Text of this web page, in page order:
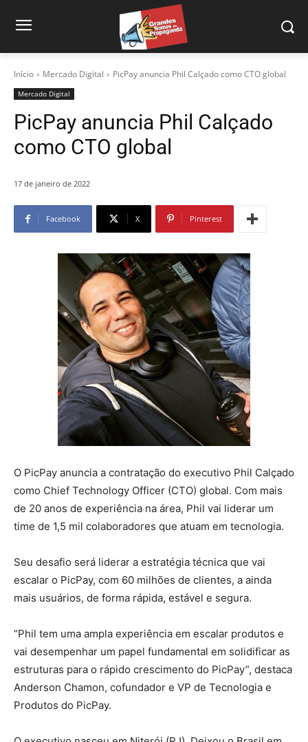
Início Mercado Digital PicPay anuncia Phil Calçado como CTO global
Mercado Digital
PicPay anuncia Phil Calçado
como CTO global
17 de janeiro de 2022
Facebook X Pinterest
O PicPay anuncia a contratação do executivo Phil Calçado
como Chief Technology Officer (CTO) global. Com mais
de 20 anos de experiência na área, Phil vai liderar um
time de 1,5 mil colaboradores que atuam em tecnologia.
Seu desafio será liderar a estratégia técnica que vai
escalar o PicPay, com 60 milhões de clientes, a ainda
mais usuários, de forma rápida, estável e segura.
“Phil tem uma ampla experiência em escalar produtos e
vai desempenhar um papel fundamental em solidificar as
estruturas para o rápido crescimento do PicPay”, destaca
Anderson Chamon, cofundador e VP de Tecnologia e
Produtos do PicPay.